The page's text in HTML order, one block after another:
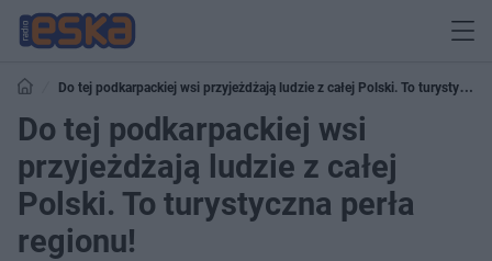
Do tej podkarpackiej wsi przyjeżdżają ludzie z całej Polski. To turystyczna
perła regionu!
Do tej podkarpackiej wsi
przyjeżdżają ludzie z całej
Polski. To turystyczna perła
regionu!